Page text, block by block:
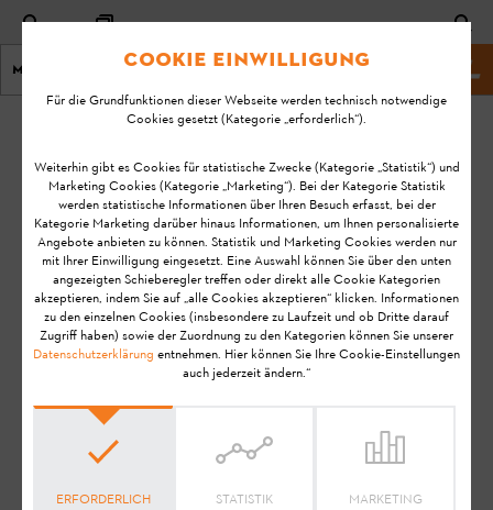
Menu STIHL Webseite
Kontakt
zum STIHL
Kundenservice
Sprechen Sie uns an. Wir freuen
uns auf Ihre Nachricht.
Cookie Einwilligung
Für die Grundfunktionen dieser Webseite werden technisch notwendige
Cookies gesetzt (Kategorie „erforderlich“).
Weiterhin gibt es Cookies für statistische Zwecke (Kategorie „Statistik“) und
Marketing Cookies (Kategorie „Marketing“). Bei der Kategorie Statistik
werden statistische Informationen über Ihren Besuch erfasst, bei der
Kategorie Marketing darüber hinaus Informationen, um Ihnen personalisierte
Angebote anbieten zu können. Statistik und Marketing Cookies werden nur
mit Ihrer Einwilligung eingesetzt. Eine Auswahl können Sie über den unten
angezeigten Schieberegler treffen oder direkt alle Cookie Kategorien
akzeptieren, indem Sie auf „alle Cookies akzeptieren“ klicken. Informationen
zu den einzelnen Cookies (insbesondere zu Laufzeit und ob Dritte darauf
Zugriff haben) sowie der Zuordnung zu den Kategorien können Sie unserer
Datenschutzerklärung entnehmen. Hier können Sie Ihre Cookie-Einstellungen
auch jederzeit ändern.“
ERFORDERLICH STATISTIK MARKETING